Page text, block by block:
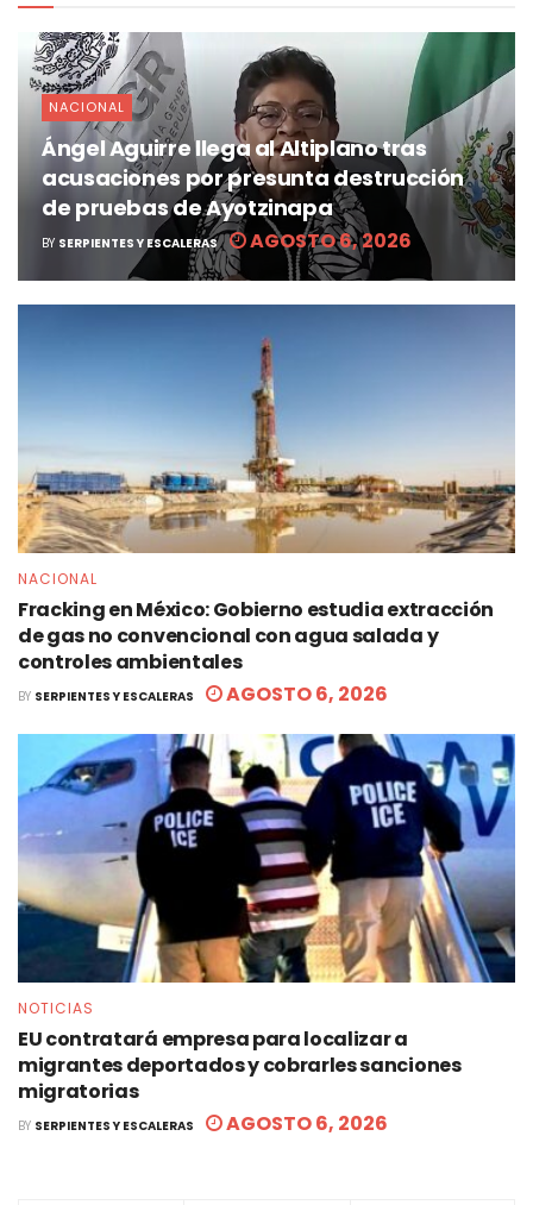
NACIONAL
Ángel Aguirre llega al Altiplano tras
acusaciones por presunta destrucción
de pruebas de Ayotzinapa
BY SERPIENTES Y ESCALERAS AGOSTO 6, 2026
NACIONAL
Fracking en México: Gobierno estudia extracción
de gas no convencional con agua salada y
controles ambientales
BY SERPIENTES Y ESCALERAS AGOSTO 6, 2026
NOTICIAS
EU contratará empresa para localizar a
migrantes deportados y cobrarles sanciones
migratorias
BY SERPIENTES Y ESCALERAS AGOSTO 6, 2026